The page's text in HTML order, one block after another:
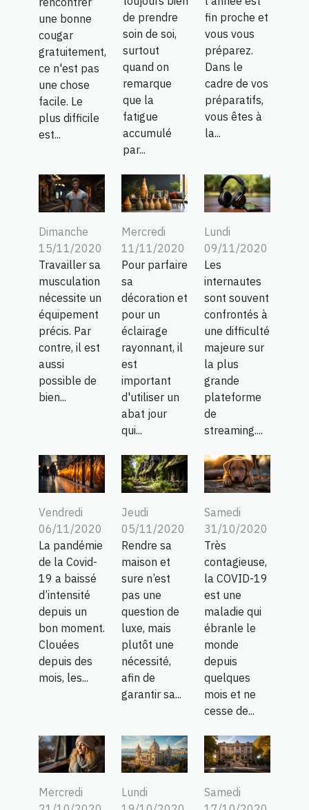
une bonne
cougar
gratuitement,
ce n'est pas
une chose
facile. Le
plus difficile
est...
de prendre
soin de soi,
surtout
quand on
remarque
que la
fatigue
accumulé
par...
fin proche et
vous vous
préparez.
Dans le
cadre de vos
préparatifs,
vous êtes à
la...
Dimanche
15/11/2020
Travailler sa
musculation
nécessite un
équipement
précis. Par
contre, il est
aussi
possible de
bien...
Mercredi
11/11/2020
Pour parfaire
sa
décoration et
pour un
éclairage
rayonnant, il
est
important
d'utiliser un
abat jour
qui...
Lundi
09/11/2020
Les
internautes
sont souvent
confrontés à
une difficulté
majeure sur
la plus
grande
plateforme
de
streaming....
Vendredi
06/11/2020
La pandémie
de la Covid-
19 a baissé
d’intensité
depuis un
bon moment.
Clouées
depuis des
mois, les...
Jeudi
05/11/2020
Rendre sa
maison et
sure n’est
pas une
question de
luxe, mais
plutôt une
nécessité,
afin de
garantir sa...
Samedi
31/10/2020
Très
contagieuse,
la COVID-19
est une
maladie qui
ébranle le
monde
depuis
quelques
mois et ne
cesse de...
Mercredi
Lundi
Samedi